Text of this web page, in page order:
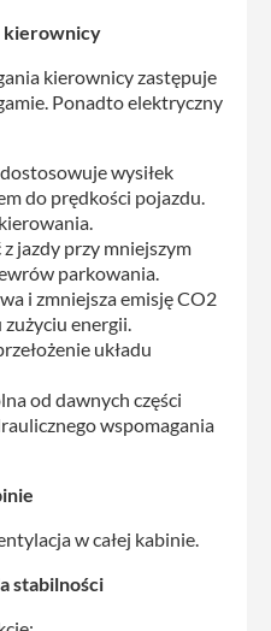
kierownicy
kierownicy zastępuje
Ponadto elektryczny
wysiłek
do prędkości pojazdu.
jazdy przy mniejszym
parkowania.
i zmniejsza emisję CO2
energii.
układu
od dawnych części
wspomagania
w całej kabinie.
stabilności